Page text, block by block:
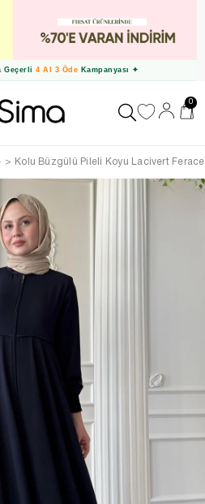
Geçerli 4 Al 3 Öde Kampanyası ✦
0
Kolu Büzgülü Pileli Koyu Lacivert Ferace